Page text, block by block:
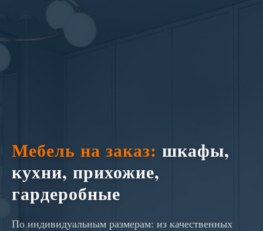
Мебель на заказ: шкафы,
кухни, прихожие,
гардеробные
По индивидуальным размерам: из качественных